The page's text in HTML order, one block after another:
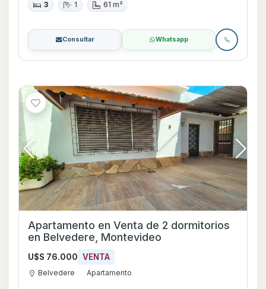
3 1 61 m²
Consultar Whatsapp
Apartamento en Venta de 2 dormitorios
en Belvedere, Montevideo
U$S 76.000 VENTA
Belvedere Apartamento